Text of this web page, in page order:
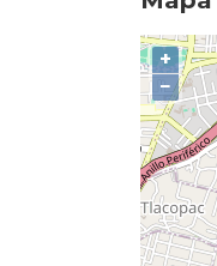
+
−